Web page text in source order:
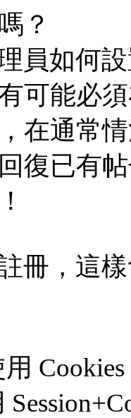
？
員如何設
可能必
在通常
復已有
冊，這